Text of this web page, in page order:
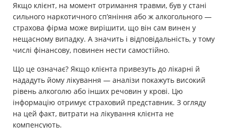
Якщо клієнт, на момент отримання травми, був у стані
сильного наркотичного сп’яніння або ж алкогольного —
страхова фірма може вирішити, що він сам винен у
нещасному випадку. А значить і відповідальність, у тому
числі фінансову, повинен нести самостійно.
Що це означає? Якщо клієнта привезуть до лікарні й
нададуть йому лікування — аналізи покажуть високий
рівень алкоголю або інших речовин у крові. Цю
інформацію отримує страховий представник. З огляду
на цей факт, витрати на лікування клієнта не
компенсують.